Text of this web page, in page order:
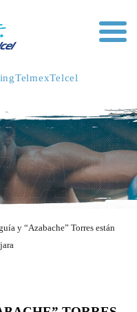
y “Azabache” Torres están